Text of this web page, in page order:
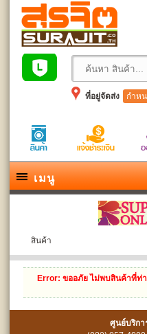
ที่อยู่จัดส่ง กำห
เมนู
สินค้า
Error: ขออภัย ไม่พบสินค้าที่ท่
ศูนย์บริกา